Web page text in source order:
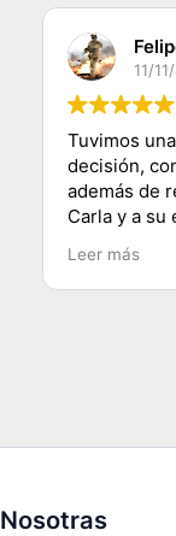
11/
Tuvimos
decisión,
además de
Carla y a su
saludos
Leer más
Nosotras